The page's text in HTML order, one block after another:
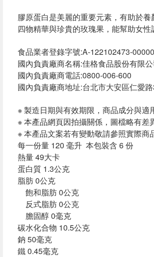
膠原蛋白是美麗的重要元素，有助於養
四物精華與珍貴的玫瑰果，能幫助女
食品業者登錄字號:A-122102473-
國內負責廠商名稱:佳格食品股份有限
國內負責廠商電話:0800-006-600
國內負責廠商地址:台北市大安區仁愛
※ 製造日期與有效期限，商品成分與適
※ 本產品網頁因拍攝關係，圖檔略有差
※ 本產品文案若有變動敬請參照實際商
每一份量 120 毫升 本包裝含 6 份
熱量 49大卡
蛋白質 1.3公克
脂肪 0公克
飽和脂肪 0公克
反式脂肪 0公克
膽固醇 0毫克
碳水化合物 10.5公克
鈉 50毫克
鐵 0.45毫克